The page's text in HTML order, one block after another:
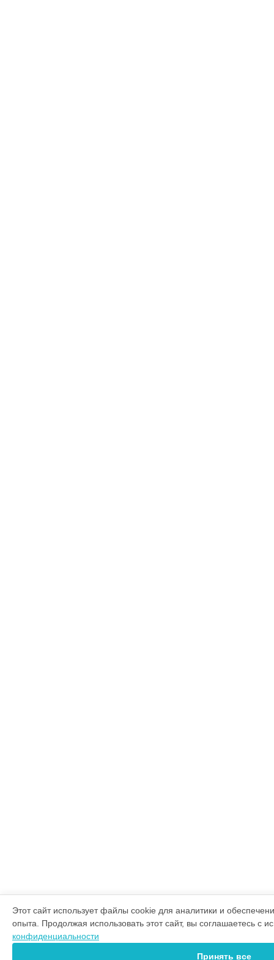
Этот сайт использует файлы cookie для аналитики и
опыта. Продолжая использовать этот сайт, вы соглашаетесь с
конфиденциальности
Принять все